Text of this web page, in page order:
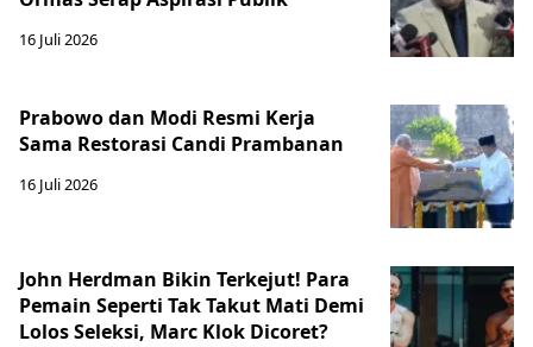
16 Juli 2026
Prabowo dan Modi Resmi Kerja
Sama Restorasi Candi Prambanan
16 Juli 2026
John Herdman Bikin Terkejut! Para
Pemain Seperti Tak Takut Mati Demi
Lolos Seleksi, Marc Klok Dicoret?